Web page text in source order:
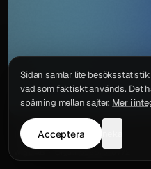
IntegritetspolicyKontakt
Sidan samlar lite
vad som faktiskt används. Det
spårning mellan sajter. Mer i
Acceptera neka